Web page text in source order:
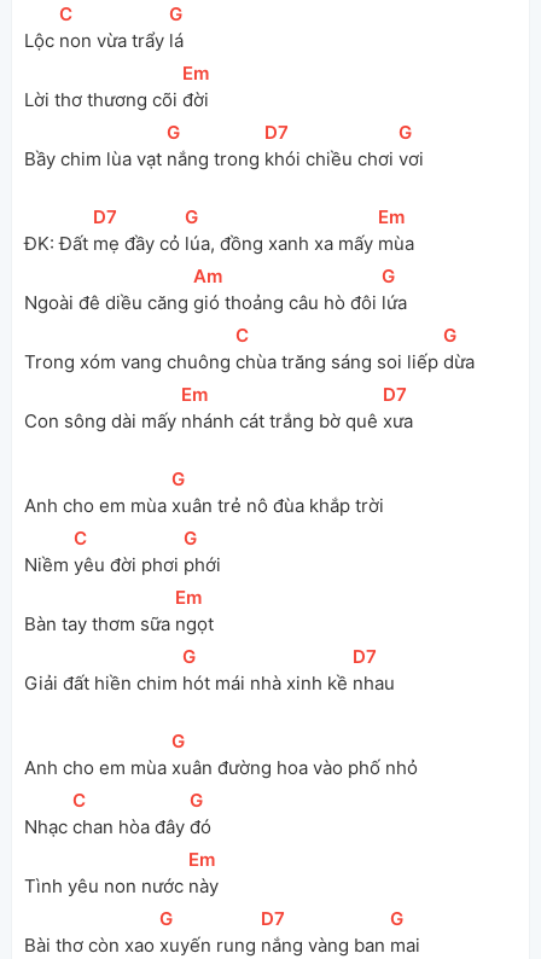
Lộc
[
C
non vừa trẩy
[
G
lá
Lời thơ thương cõi
[Em
đời
Bầy chim lùa vạt
[
G
nắng trong
[D7
khói chiều chơi
[
G
vơi
ĐK: Đất
[D7
mẹ đầy cỏ
[
G
lúa, đồng xanh xa mấy
[Em
mùa
Ngoài đê diều căng
[
Am
gió thoảng câu hò đôi
[
G
lứa
Trong xóm vang chuông
[
C
chùa trăng sáng soi liếp
[
G
dừa
Con sông dài mấy
[Em
nhánh cát trắng bờ quê
[D7
xưa
Anh cho em mùa
[
G
xuân trẻ nô đùa khắp trời
Niềm
[
C
yêu đời phơi
[
G
phới
Bàn tay thơm sữa
[Em
ngọt
Giải đất hiền chim
[
G
hót mái nhà xinh kề
[D7
nhau
Anh cho em mùa
[
G
xuân đường hoa vào phố nhỏ
Nhạc
[
C
chan hòa đây
[
G
đó
Tình yêu non nước
[Em
này
Bài thơ còn xao
[
G
xuyến rung
[D7
nắng vàng ban
[
G
mai